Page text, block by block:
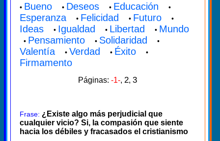
• Bueno • Deseos • Educación •
Esperanza • Felicidad • Futuro •
Ideas • Igualdad • Libertad • Mundo
• Pensamiento • Solidaridad •
Valentía • Verdad • Éxito •
Firmamento
Páginas: -1-, 2, 3
Frase: ¿Existe algo más perjudicial que
cualquier vicio? Si, la compasión que siente
hacia los débiles y fracasados el cristianismo